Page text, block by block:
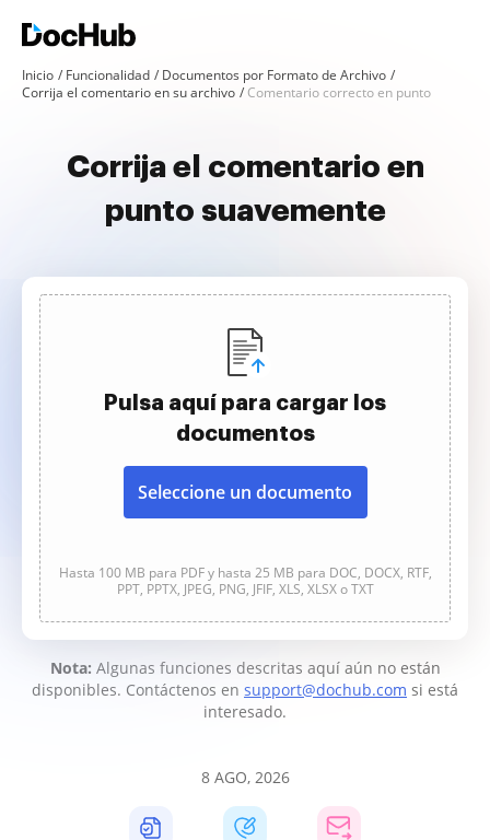
Inicio Funcionalidad
Documentos por Formato de Archivo
Corrija el comentario en su archivo
Comentario correcto en punto
Corrija el comentario en
punto suavemente
Pulsa aquí para cargar los
documentos
Seleccione un documento
Hasta 100 MB para PDF y hasta 25 MB para DOC, DOCX, RTF,
PPT, PPTX, JPEG, PNG, JFIF, XLS, XLSX o TXT
Nota: Algunas funciones descritas aquí aún no están
disponibles. Contáctenos en support@dochub.com si está
interesado.
8 AGO, 2026